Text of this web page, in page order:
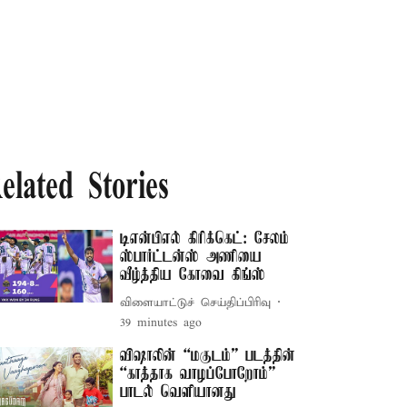
Stories
டிஎன்பிஎல் கிரிக்கெட்: சேலம்
ஸ்பார்ட்டன்ஸ் அணியை
வீழ்த்திய கோவை கிங்ஸ்
விளையாட்டுச் செய்திப்பிரிவு
39 minutes ago
விஷாலின் “மகுடம்” படத்தின்
“காத்தாக வாழப்போறோம்”
பாடல் வெளியானது